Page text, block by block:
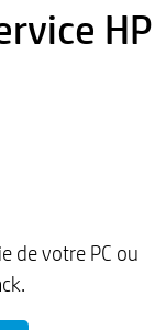
HP
de votre PC ou